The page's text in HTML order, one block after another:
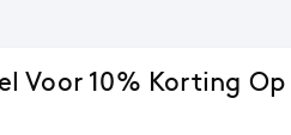
Voor 10% Korting Op